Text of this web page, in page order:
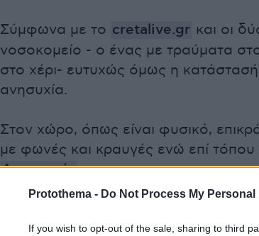
Protothema - Do Not Process My
If you wish to opt-out of the sale, sharing to third
Σύμφωνα με το cretalive.gr και οι
νοσοκομείο - ο ένας με τραύματα
στο χέρι- ευτυχώς όμως η κατάστασή
ανησυχία.
Στον χώρο, όπως είναι φυσικό,
με φωνές και κραυγές ενώ επί
Αστυνομία.